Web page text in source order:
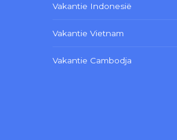
Vakantie Indonesië
Vakantie Vietnam
Vakantie Cambodja